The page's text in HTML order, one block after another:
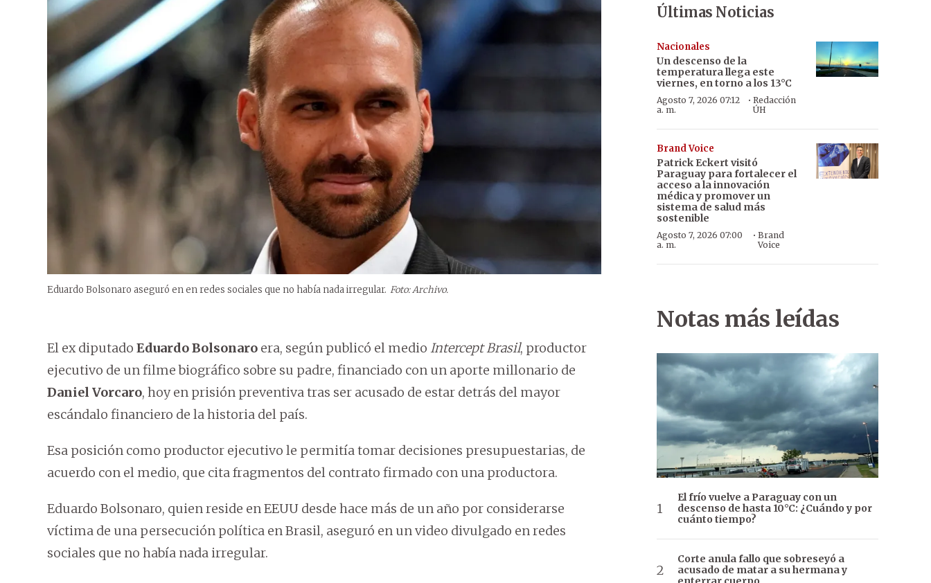
Eduardo Bolsonaro aseguró en en redes sociales que no había nada irregular. Foto: Archivo.
El ex diputado Eduardo Bolsonaro era, según publicó el medio Intercept Brasil, productor
ejecutivo de un filme biográfico sobre su padre, financiado con un aporte millonario de
Daniel Vorcaro, hoy en prisión preventiva tras ser acusado de estar detrás del mayor
escándalo financiero de la historia del país.
Esa posición como productor ejecutivo le permitía tomar decisiones presupuestarias, de
acuerdo con el medio, que cita fragmentos del contrato firmado con una productora.
Eduardo Bolsonaro, quien reside en EEUU desde hace más de un año por considerarse
víctima de una persecución política en Brasil, aseguró en un video divulgado en redes
sociales que no había nada irregular.
Últimas Noticias
Nacionales
Un descenso de la
temperatura llega este
viernes, en torno a los 13°C
Agosto 7, 2026 07:12
a. m.
· Redacción
ÚH
Brand Voice
Patrick Eckert visitó
Paraguay para fortalecer el
acceso a la innovación
médica y promover un
sistema de salud más
sostenible
Agosto 7, 2026 07:00
a. m.
· Brand
Voice
Notas más leídas
El frío vuelve a Paraguay con un
descenso de hasta 10°C: ¿Cuándo y por
cuánto tiempo?
Corte anula fallo que sobreseyó a
acusado de matar a su hermana y